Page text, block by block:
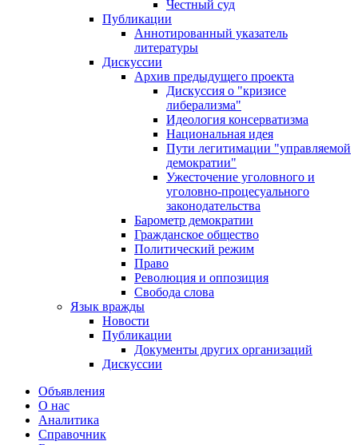
Честный суд
Публикации
Аннотированный указатель
литературы
Дискуссии
Архив предыдущего проекта
Дискуссия о "кризисе
либерализма"
Идеология консерватизма
Национальная идея
Пути легитимации "управляемой
демократии"
Ужесточение уголовного и
уголовно-процесуального
законодательства
Барометр демократии
Гражданское общество
Политический режим
Право
Революция и оппозиция
Свобода слова
Язык вражды
Новости
Публикации
Документы других организаций
Дискуссии
Объявления
О нас
Аналитика
Справочник